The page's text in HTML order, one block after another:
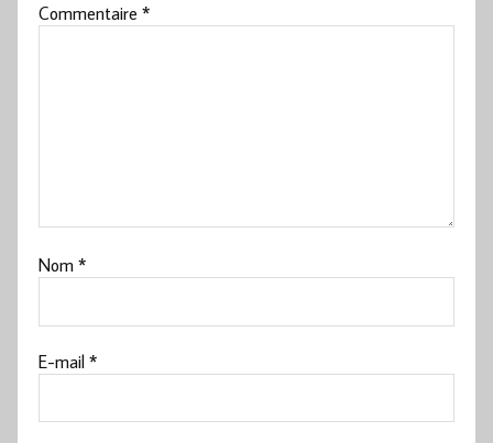
Commentaire*
Nom*
E-mail*